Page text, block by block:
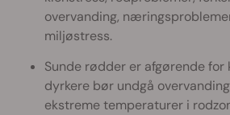
overvanding,
miljøstress.
Sunde rødder er afgørende
dyrkere bør undgå
ekstreme temperaturer i